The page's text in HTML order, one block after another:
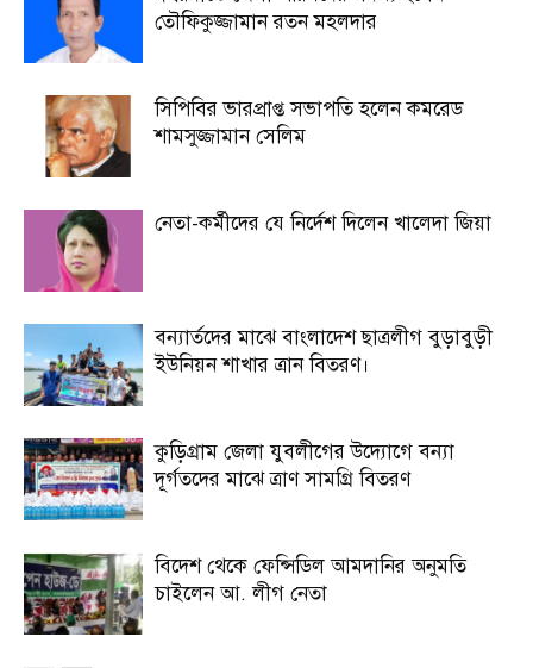
তৌফিকুজ্জামান রতন মহলদার
সিপিবির ভারপ্রাপ্ত সভাপতি হলেন কমরেড
শামসুজ্জামান সেলিম
নেতা-কর্মীদের যে নির্দেশ দিলেন খালেদা জিয়া
বন্যার্তদের মাঝে বাংলাদেশ ছাত্রলীগ বুড়াবুড়ী
ইউনিয়ন শাখার ত্রান বিতরণ।
কুড়িগ্রাম জেলা যুবলীগের উদ্যোগে বন্যা
দূর্গতদের মাঝে ত্রাণ সামগ্রি বিতরণ
বিদেশ থেকে ফেন্সিডিল আমদানির অনুমতি
চাইলেন আ. লীগ নেতা